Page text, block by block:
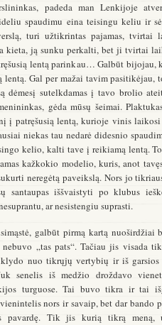
padeda man Lenkijoje
spaudimu eina teisingu keliu ir
turi užtikrintas pajamas,
kieta, ją sunku perkalti, bet ji tvirtai
lentą parinkau… Galbūt bijojau,
Gal per mažai tavim pasitikėjau,
dėmesį sutelkdamas į tavo brolio
gėda mūsų šeimai.
į patręšusią lentą, kurioje vinis
niekas tau nedarė didesnio
kelio, kalti tave į reikiamą lentą.
kažkokio modelio, kuris, anot
neregėtą paveikslą. Nors jo
santaupas iššvaistyti po klubus
ar nesistengiu suprasti.
galbūt pirmą kartą nuoširdžiai
„tas pats“. Tačiau jis visada
nuo tikrųjų vertybių ir iš garsios
senelis iš medžio droždavo
turguose. Tai buvo tikra ir tai
nors ir savaip, bet dar bando
pavardę. Tik jis kurią tikrą meną,